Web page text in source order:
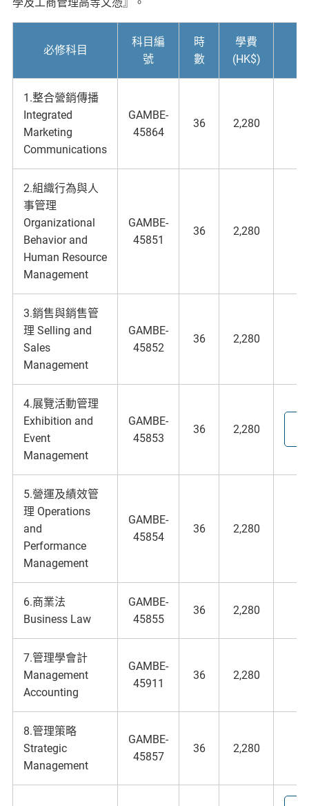
必修科目
科目編
號
時
數
學費
(HK$)
1.整合營銷傳播
Integrated
Marketing
Communications
GAMBE-
45864
36 2,280
2.組織行為與人
事管理
Organizational
Behavior and
Human Resource
Management
GAMBE-
45851
36 2,280
3.銷售與銷售管
理 Selling and
Sales
Management
GAMBE-
45852
36 2,280
4.展覽活動管理
Exhibition and
Event
Management
GAMBE-
45853
36 2,280
5.營運及績效管
理 Operations
and
Performance
Management
GAMBE-
45854
36 2,280
6.商業法
Business Law
GAMBE-
45855
36 2,280
7.管理學會計
Management
Accounting
GAMBE-
45911
36 2,280
8.管理策略
Strategic
Management
GAMBE-
45857
36 2,280